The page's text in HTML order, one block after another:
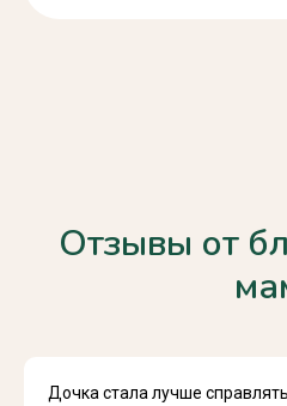
Отзывы от
Дочка стала лучше